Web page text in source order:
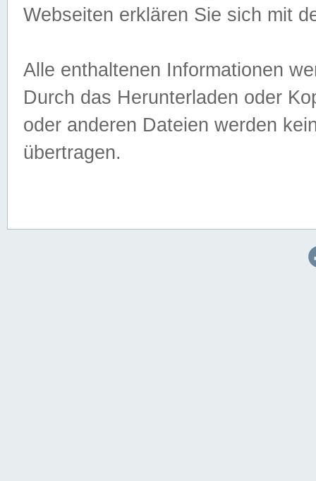
Webseiten erklären Sie sich mit
Alle enthaltenen Informationen
Durch das Herunterladen oder
oder anderen Dateien werden
übertragen.